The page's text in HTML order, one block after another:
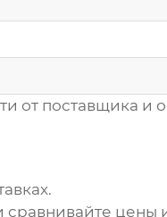
от поставщика и
цены